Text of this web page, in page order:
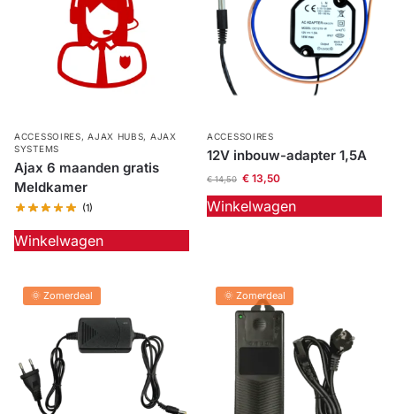
ACCESSOIRES,AJAX HUBS, AJAX
SYSTEMS
Ajax 6 maanden gratis
Meldkamer
(1)
Winkelwagen
ACCESSOIRES
12V inbouw-adapter 1,5A
€14,50 €13,50
Winkelwagen
🌞 Zomerdeal 🌞 Zomerdeal